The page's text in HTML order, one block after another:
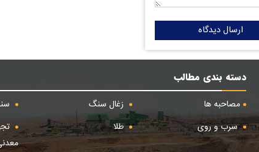
ارسال دیدگاه
دسته بندی مطالب
مصاحبه ها
زغال سنگ
سرب و روی
طلا